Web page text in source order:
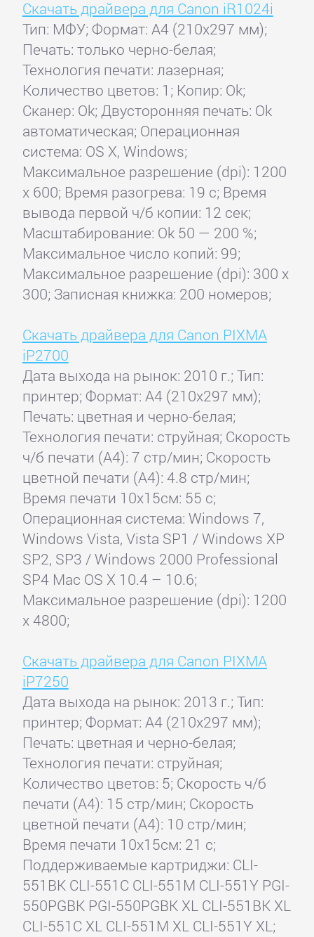
Скачать драйвера для Canon iR1024i
Тип: МФУ; Формат: A4 (210x297 мм);
Печать: только черно-белая;
Технология печати: лазерная;
Количество цветов: 1; Копир: Ok;
Сканер: Ok; Двусторонняя печать: Ok
автоматическая; Операционная
система: OS X, Windows;
Максимальное разрешение (dpi): 1200
x 600; Время разогрева: 19 с; Время
вывода первой ч/б копии: 12 сек;
Масштабирование: Ok 50 — 200 %;
Максимальное число копий: 99;
Максимальное разрешение (dpi): 300 x
300; Записная книжка: 200 номеров;
Скачать драйвера для Canon PIXMA
iP2700
Дата выхода на рынок: 2010 г.; Тип:
принтер; Формат: A4 (210x297 мм);
Печать: цветная и черно-белая;
Технология печати: струйная; Скорость
ч/б печати (А4): 7 стр/мин; Скорость
цветной печати (А4): 4.8 стр/мин;
Время печати 10x15см: 55 с;
Операционная система: Windows 7,
Windows Vista, Vista SP1 / Windows XP
SP2, SP3 / Windows 2000 Professional
SP4 Mac OS X 10.4 – 10.6;
Максимальное разрешение (dpi): 1200
x 4800;
Скачать драйвера для Canon PIXMA
iP7250
Дата выхода на рынок: 2013 г.; Тип:
принтер; Формат: A4 (210x297 мм);
Печать: цветная и черно-белая;
Технология печати: струйная;
Количество цветов: 5; Скорость ч/б
печати (А4): 15 стр/мин; Скорость
цветной печати (А4): 10 стр/мин;
Время печати 10x15см: 21 с;
Поддерживаемые картриджи: CLI-
551BK CLI-551C CLI-551M CLI-551Y PGI-
550PGBK PGI-550PGBK XL CLI-551BK XL
CLI-551C XL CLI-551M XL CLI-551Y XL;